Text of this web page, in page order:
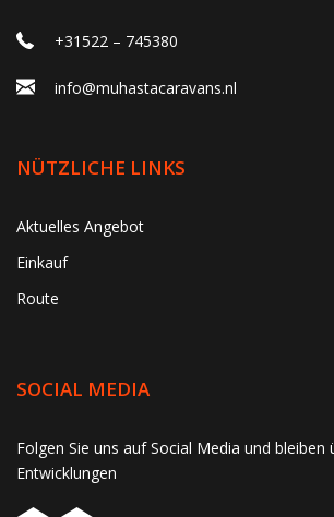
+31522 – 745380
info@muhastacaravans.nl
NÜTZLICHE LINKS
Aktuelles Angebot
Einkauf
Route
SOCIAL MEDIA
Folgen Sie uns auf Social Media und bleiben
Entwicklungen
gtag('consent', 'update', function() {
window.dataLayer || [];